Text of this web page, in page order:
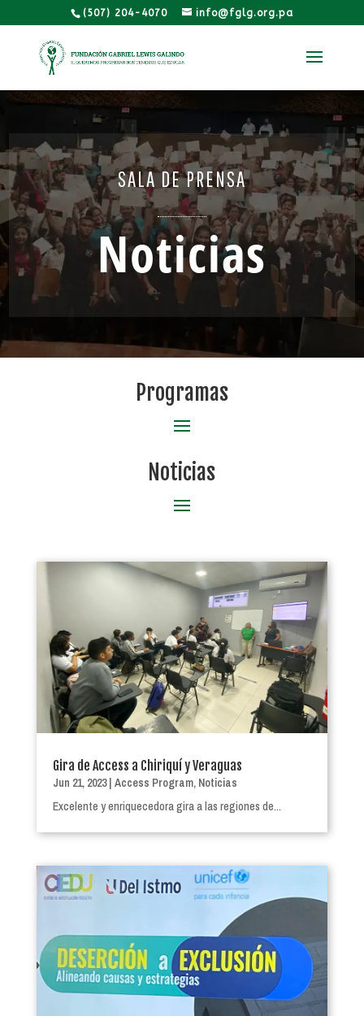
(507) 204-4070 info@fglg.org.pa
SALA DE PRENSA
Noticias
Programas
Noticias
Gira de Access a Chiriquí y Veraguas
Jun 21, 2023| Access Program, Noticias
Excelente y enriquecedora gira a las regiones de...